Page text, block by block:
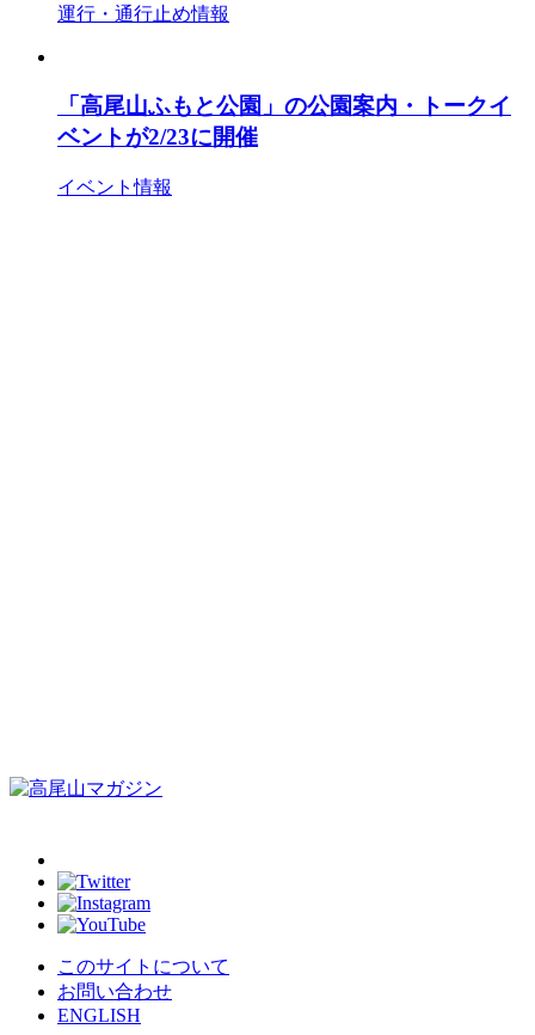
運行・通行止め情報
「高尾山ふもと公園」の公園案内・トークイ
ベントが2/23に開催
イベント情報
このサイトについて
お問い合わせ
ENGLISH